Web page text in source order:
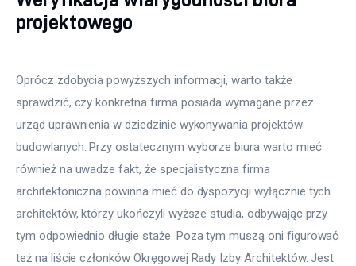
projektowego
Oprócz zdobycia powyższych informacji, warto także
sprawdzić, czy konkretna firma posiada wymagane przez
urząd uprawnienia w dziedzinie wykonywania projektów
budowlanych. Przy ostatecznym wyborze biura warto mieć
również na uwadze fakt, że specjalistyczna firma
architektoniczna powinna mieć do dyspozycji wyłącznie tych
architektów, którzy ukończyli wyższe studia, odbywając przy
tym odpowiednio długie staże. Poza tym muszą oni figurować
też na liście członków Okręgowej Rady Izby Architektów. Jest